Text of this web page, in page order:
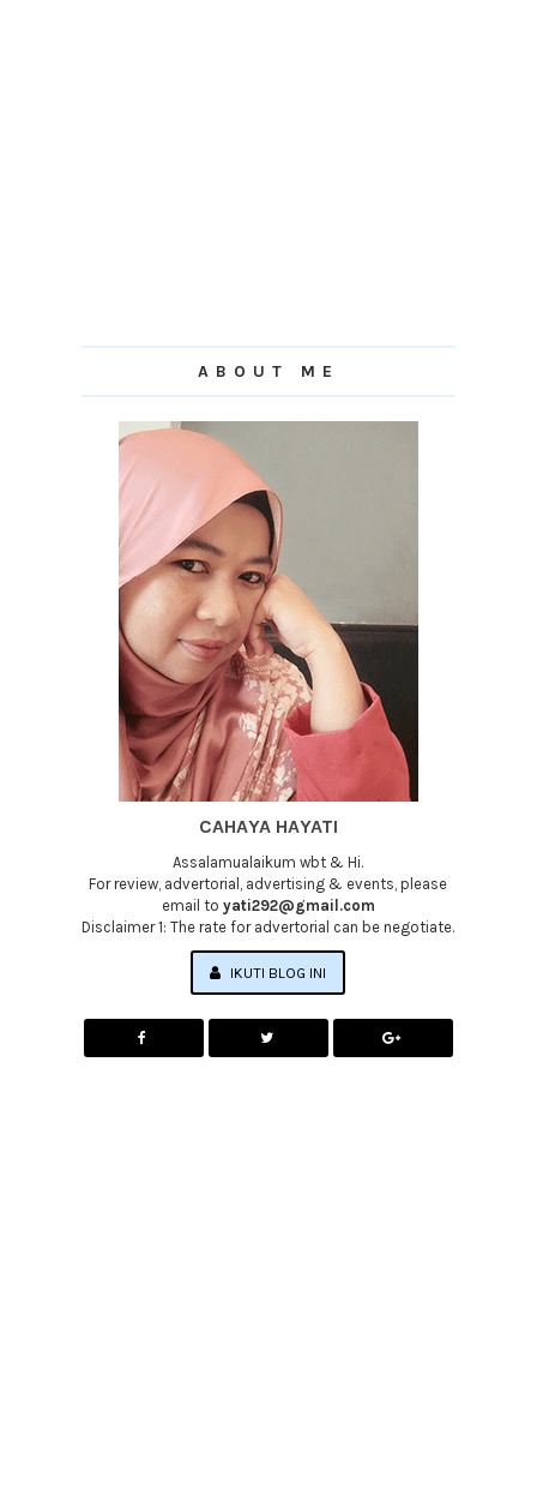
ABOUT ME
CAHAYA HAYATI
Assalamualaikum wbt & Hi.
For review, advertorial, advertising & events, please
email to yati292@gmail.com
Disclaimer 1: The rate for advertorial can be negotiate.
IKUTI BLOG INI